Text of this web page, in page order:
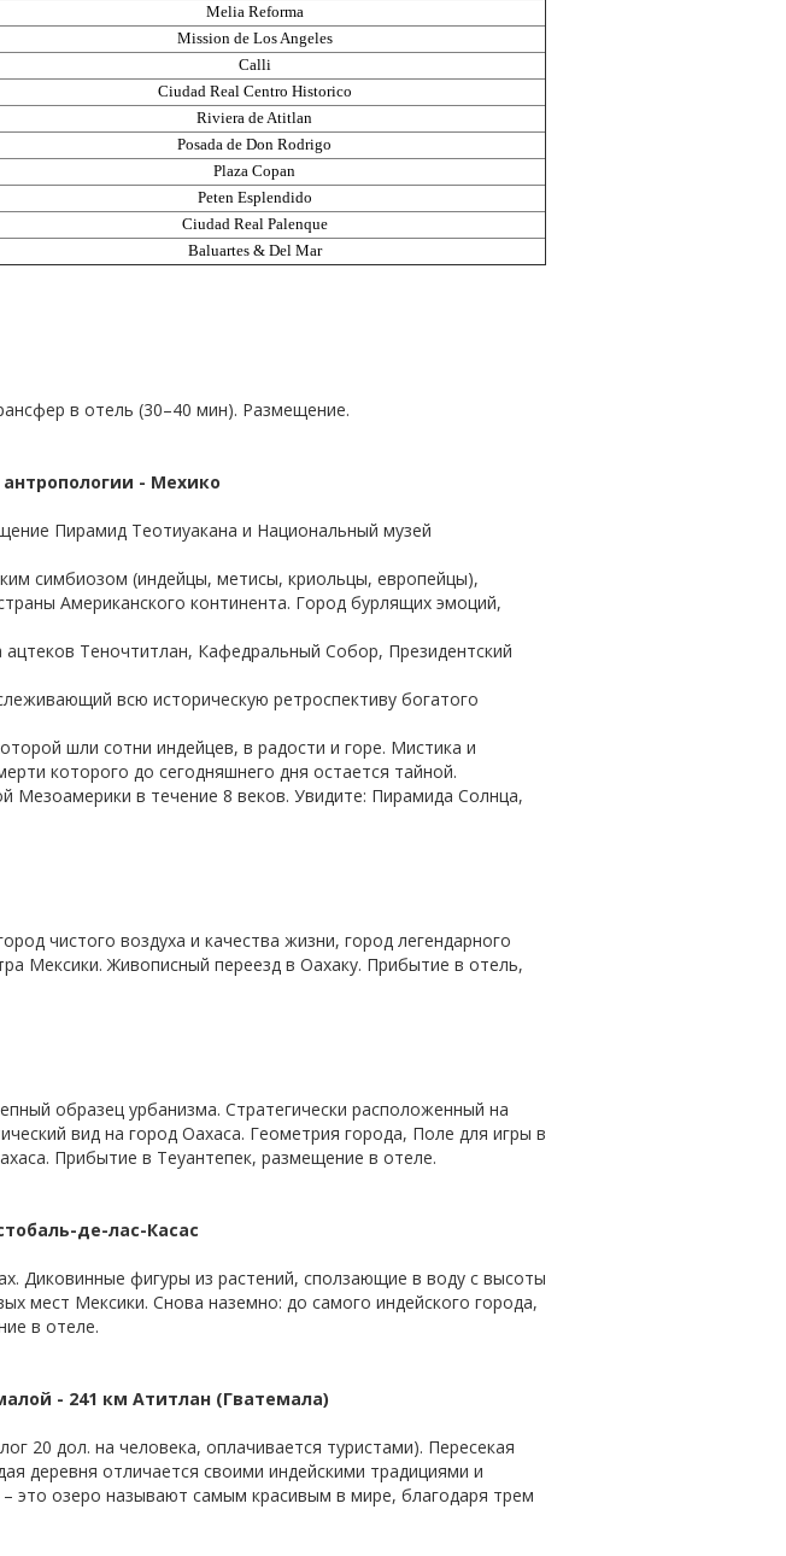
Melia Reforma
Mission de Los Angeles
Calli
Ciudad Real Centro Historico
Riviera de Atitlan
Posada de Don Rodrigo
Plaza Copan
Peten Esplendido
Ciudad Real Palenque
Baluartes & Del Mar
в отель (30–40 мин). Размещение.
- Мехико
Пирамид Теотиуакана и Национальный музей
симбиозом (индейцы, метисы, криольцы, европейцы),
Американского континента. Город бурлящих эмоций,
Теночтитлан, Кафедральный Собор, Президентский
всю историческую ретроспективу богатого
шли сотни индейцев, в радости и горе. Мистика и
которого до сегодняшнего дня остается тайной.
Мезоамерики в течение 8 веков. Увидите: Пирамида Солнца,
чистого воздуха и качества жизни, город легендарного
Мексики. Живописный переезд в Оахаку. Прибытие в отель,
образец урбанизма. Стратегически расположенный на
вид на город Oaxaca. Геометрия города, Поле для игры в
Прибытие в Теуантепек, размещение в отеле.
де-лас-Касас
Диковинные фигуры из растений, сползающие в воду с высоты
мест Мексики. Снова наземно: до самого индейского города,
в отеле.
- 241 км Атитлан (Гватемала)
20 дол. на человека, оплачивается туристами). Пересекая
деревня отличается своими индейскими традициями и
это озеро называют самым красивым в мире, благодаря трем